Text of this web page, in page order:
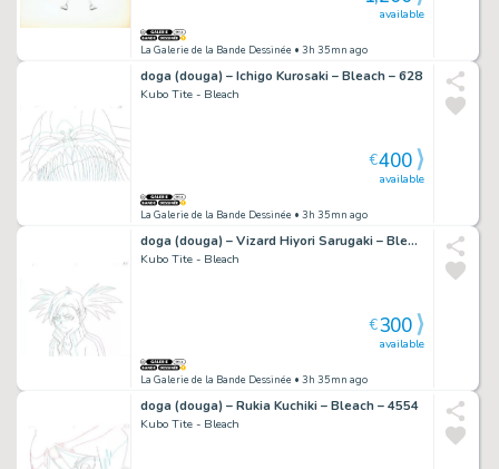
La Galerie de la Bande Dessinée • 3h 35mn ago
available
doga (douga) – Ichigo Kurosaki – Bleach – 628
Kubo Tite - Bleach
La Galerie de la Bande Dessinée • 3h 35mn ago
available
€400
doga (douga) – Vizard Hiyori Sarugaki – Bleach – 614
Kubo Tite - Bleach
La Galerie de la Bande Dessinée • 3h 35mn ago
available
€300
doga (douga) – Rukia Kuchiki – Bleach – 4554
Kubo Tite - Bleach